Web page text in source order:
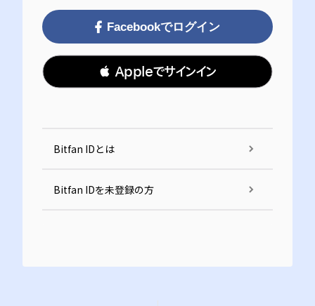
Facebookでログイン
 Appleでサインイン
Bitfan IDとは
Bitfan IDを未登録の方